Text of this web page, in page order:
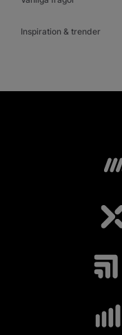
Inspiration & trender